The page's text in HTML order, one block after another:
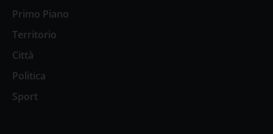
Primo Piano
Territorio
Città
Politica
Sport